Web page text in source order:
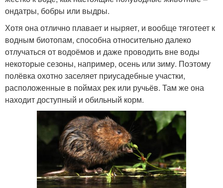
ондатры, бобры или выдры.
Хотя она отлично плавает и ныряет, и вообще тяготеет к
водным биотопам, способна относительно далеко
отлучаться от водоёмов и даже проводить вне воды
некоторые сезоны, например, осень или зиму. Поэтому
полёвка охотно заселяет приусадебные участки,
расположенные в поймах рек или ручьёв. Там же она
находит доступный и обильный корм.